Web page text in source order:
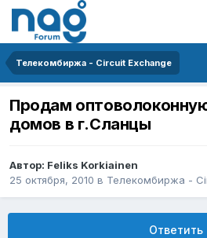
Телекомбиржа - Circuit Exchange
Продам
домов в г.Сланцы
Автор: Feliks Korkiainen
25 октября, 2010 в Телекомбиржа -
Ответить